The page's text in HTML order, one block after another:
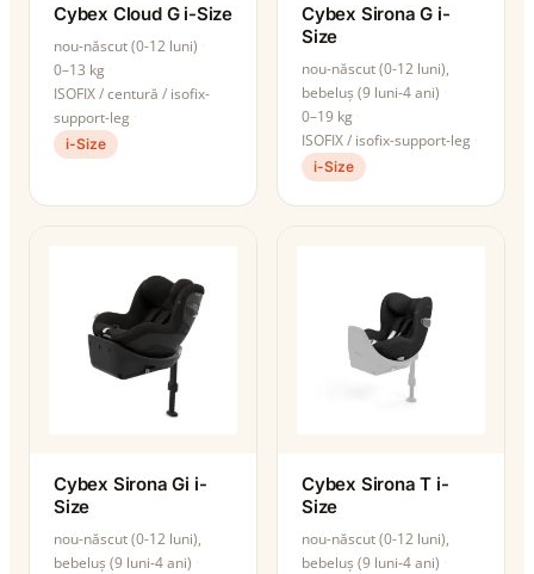
Cybex Cloud G i-Size
nou-născut (0-12 luni)
0–13 kg
ISOFIX / centură / isofix-
support-leg
i-Size
Cybex Sirona G i-
Size
nou-născut (0-12 luni),
bebeluș (9 luni-4 ani)
0–19 kg
ISOFIX / isofix-support-leg
i-Size
Cybex Sirona Gi i-
Size
nou-născut (0-12 luni),
bebeluș (9 luni-4 ani)
Cybex Sirona T i-
Size
nou-născut (0-12 luni),
bebeluș (9 luni-4 ani)